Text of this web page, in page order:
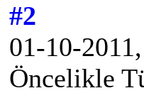
#2
01-10-
Öncelikle